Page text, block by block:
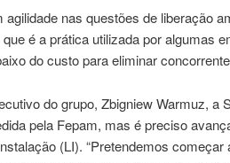
agilidade nas questões de liberação
é a prática utilizada por algumas
do custo para eliminar
do grupo, Zbigniew Warmuz, a
pela Fepam, mas é preciso
(LI). “Pretendemos